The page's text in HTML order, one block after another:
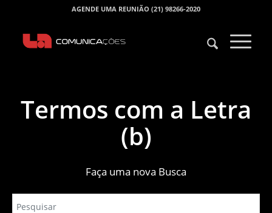
AGENDE UMA REUNIÃO (21) 98266-2020
Termos com a Letra
(b)
Faça uma nova Busca